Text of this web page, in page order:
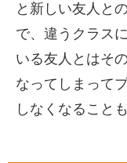
と新しい友人と
で、違うクラス
いる友人とはそ
なってしまって
しなくなること